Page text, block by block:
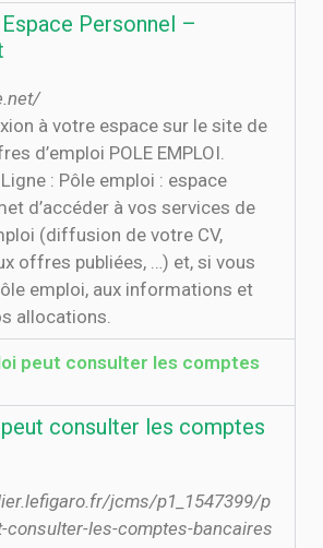
Personnel –
à votre espace sur le site de
d’emploi POLE EMPLOI.
: Pôle emploi : espace
d’accéder à vos services de
(diffusion de votre CV,
offres publiées, …) et, si vous
emploi, aux informations et
allocations.
peut consulter les comptes
consulter les comptes
jcms/p1_1547399/p
consulter-les-comptes-bancaires